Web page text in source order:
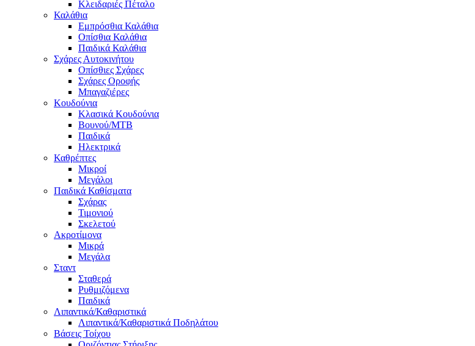
Κλειδαριές Πέταλο
Καλάθια
Εμπρόσθια Καλάθια
Οπίσθια Καλάθια
Παιδικά Καλάθια
Σχάρες Αυτοκινήτου
Οπίσθιες Σχάρες
Σχάρες Οροφής
Μπαγαζιέρες
Κουδούνια
Κλασικά Κουδούνια
Βουνού/MTB
Παιδικά
Ηλεκτρικά
Καθρέπτες
Μικροί
Μεγάλοι
Παιδικά Καθίσματα
Σχάρας
Τιμονιού
Σκελετού
Ακροτίμονα
Μικρά
Μεγάλα
Σταντ
Σταθερά
Ρυθμιζόμενα
Παιδικά
Λιπαντικά/Καθαριστικά
Λιπαντικά/Καθαριστικά Ποδηλάτου
Βάσεις Τοίχου